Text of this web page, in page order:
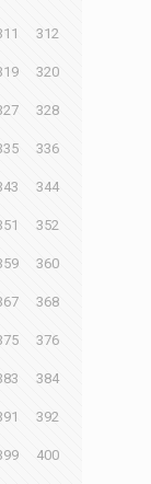
312
320
328
336
344
352
360
368
376
384
392
400